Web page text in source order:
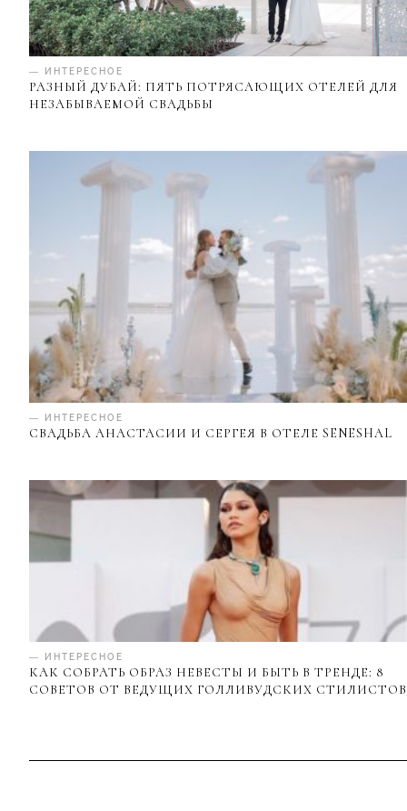
— ИНТЕРЕСНОЕ
РАЗНЫЙ ДУБАЙ: ПЯТЬ ПОТРЯСАЮЩИХ ОТЕЛЕЙ ДЛЯ
НЕЗАБЫВАЕМОЙ СВАДЬБЫ
— ИНТЕРЕСНОЕ
СВАДЬБА АНАСТАСИИ И СЕРГЕЯ В ОТЕЛЕ SENESHAL
— ИНТЕРЕСНОЕ
КАК СОБРАТЬ ОБРАЗ НЕВЕСТЫ И БЫТЬ В ТРЕНДЕ: 8
СОВЕТОВ ОТ ВЕДУЩИХ ГОЛЛИВУДСКИХ СТИЛИСТОВ